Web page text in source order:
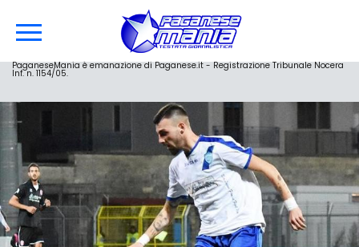
PaganeseMania è emanazione di Paganese.it - Registrazione Tribunale Nocera
Inf. n. 1154/05.